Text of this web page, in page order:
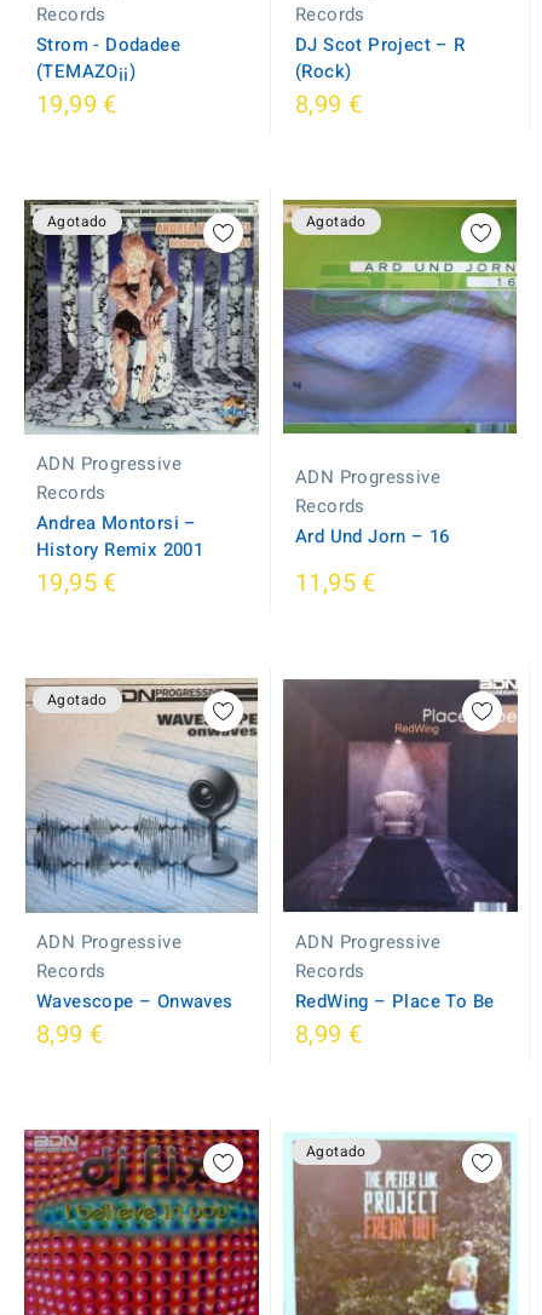
Records
Strom - Dodadee
(TEMAZO¡¡)
19,99 €
Records
DJ Scot Project ‎– R
(Rock)
8,99 €
Agotado
ADN Progressive
Records
Andrea Montorsi ‎–
History Remix 2001
19,95 €
Agotado
ADN Progressive
Records
Ard Und Jorn ‎– 16
11,95 €
Agotado
ADN Progressive
Records
Wavescope ‎– Onwaves
8,99 €
ADN Progressive
Records
RedWing ‎– Place To Be
8,99 €
Agotado